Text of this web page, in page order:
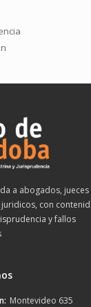
a abogados,
con
y fallos
Montevideo 635